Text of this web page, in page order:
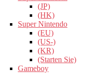
(JP)
(HK)
Super Nintendo
(EU)
(US-)
(KR)
(Starten Sie)
Gameboy